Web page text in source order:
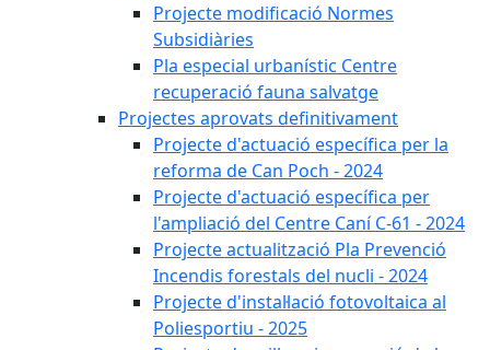
Projecte modificació Normes
Subsidiàries
Pla especial urbanístic Centre
recuperació fauna salvatge
Projectes aprovats definitivament
Projecte d'actuació específica per la
reforma de Can Poch - 2024
Projecte d'actuació específica per
l'ampliació del Centre Caní C-61 - 2024
Projecte actualització Pla Prevenció
Incendis forestals del nucli - 2024
Projecte d'instal·lació fotovoltaica al
Poliesportiu - 2025